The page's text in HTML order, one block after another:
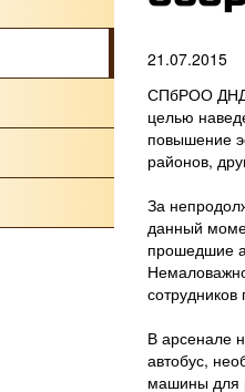
21.07.2015
СПбРОО ДНД
целью
повышение
районов,
За
данный
прошедшие
В арсенале
автобус,
машины для